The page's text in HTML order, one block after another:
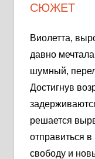
СЮЖЕТ
Виолетта,
давно
шумный,
Достигнув
решается
отправиться
свободу и